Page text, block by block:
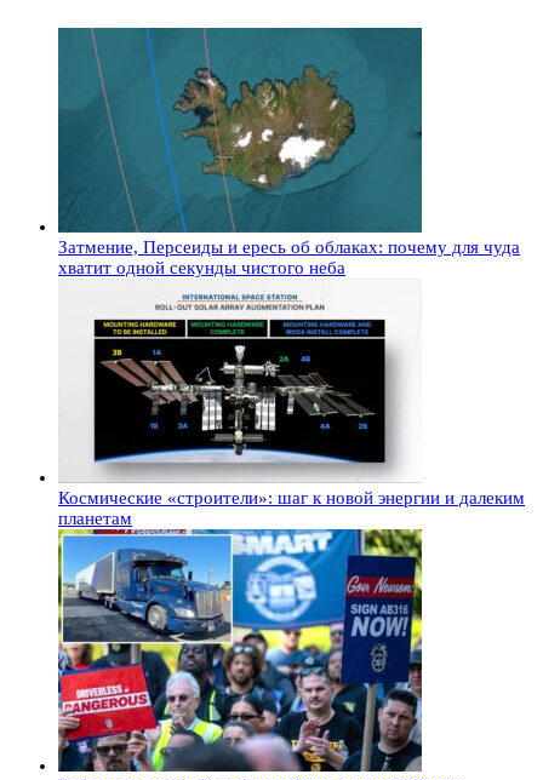
Затмение, Персеиды и ересь об облаках: почему для чуда
хватит одной секунды чистого неба
Космические «строители»: шаг к новой энергии и далеким
планетам